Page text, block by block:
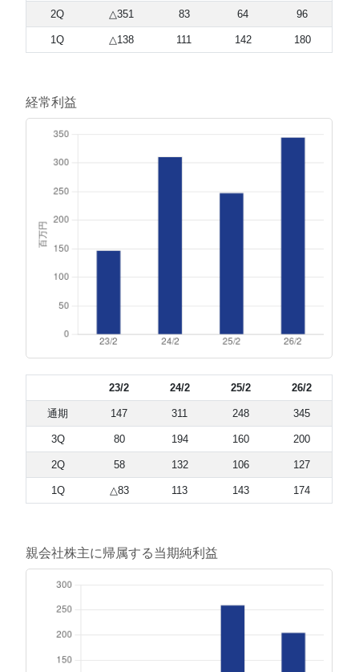
2Q △351 83 64 96
1Q △138 111 142 180
経常利益
23/2 24/2 25/2 26/2
通期 147 311 248 345
3Q 80 194 160 200
2Q 58 132 106 127
1Q △83 113 143 174
親会社株主に帰属する当期純利益